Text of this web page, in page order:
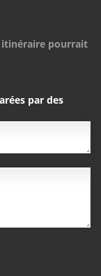
itinéraire pourrait
par des